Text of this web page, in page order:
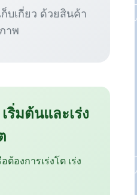
บเกี่ยว ด้วยสินค้า
าพ
ริ่มต้นและเร่ง
องการเร่งโต เร่ง